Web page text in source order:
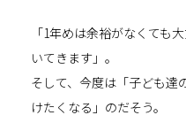
「1年めは余裕がなくても
いてきます」。
そして、今度は「子ども達
けたくなる」のだそう。